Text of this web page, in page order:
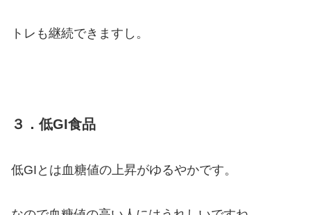
トレも継続できますし。
３．低GI食品
低GIとは血糖値の上昇がゆるやかです。